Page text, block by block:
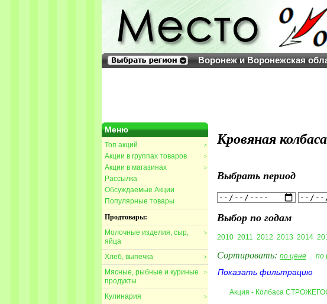
Воронеж и Воронежская
Меню
>
Топ акций
>
Акции в группах товаров
>
Акции в магазинах
Рассылка
Обсуждаемые Акции
Популярные товары
Продтовары:
>
Молочные изделия, сыр,
яйца
>
Хлеб, выпечка
>
Мясные, рыбные и куриные
продукты
>
Кулинария
Кровяная колбаса
Выбрать период
Выбор по годам
2010 2011 2012 2013 2014
Сортировать: по цене по
Показать фильтрацию
Акция - Колбаса